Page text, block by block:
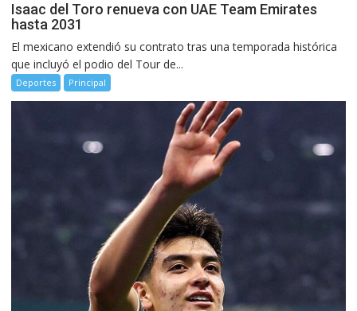
Isaac del Toro renueva con UAE Team Emirates
hasta 2031
El mexicano extendió su contrato tras una temporada histórica
que incluyó el podio del Tour de...
Deportes Principal